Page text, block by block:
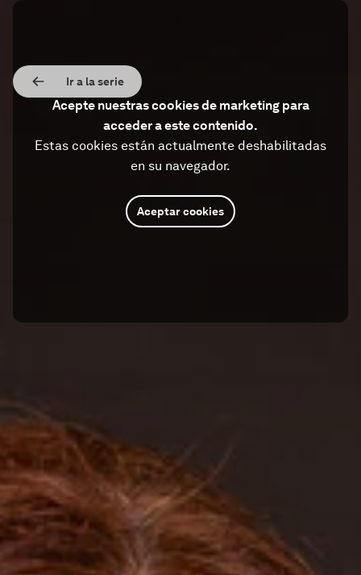
Ir a la serie
Acepte nuestras cookies de marketing para
acceder a este contenido.
Estas cookies están actualmente deshabilitadas
en su navegador.
Aceptar cookies